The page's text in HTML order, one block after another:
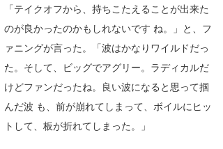
「テイクオフから、持ちこたえることが出来た
のが良かったのかもしれないです ね。」と、フ
ァニングが言った。「波はかなりワイルドだっ
た。そして、ビッグでアグリー。ラディカルだ
けどファンだったね。良い波になると思って掴
んだ波 も、前が崩れてしまって、ボイルにヒッ
トして、板が折れてしまった。」